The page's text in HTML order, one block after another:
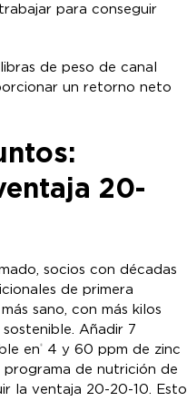
para conseguir
de peso de canal
un retorno neto
20-
socios con décadas
de primera
sano, con más kilos
Añadir 7
en®
4 y 60 ppm de zinc
programa de nutrición de
la ventaja 20-20-10. Esto